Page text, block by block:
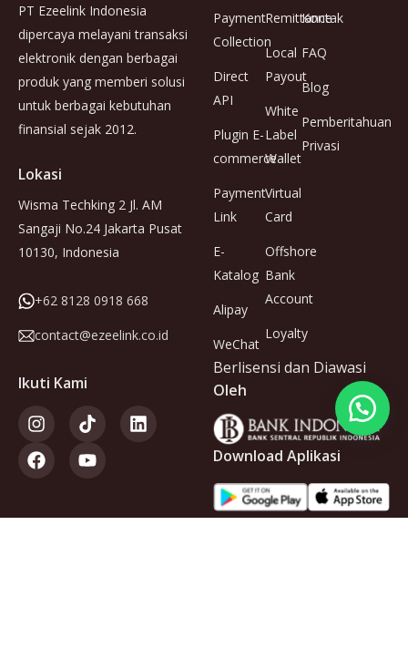
PT Ezeelink Indonesia
dipercaya melayani transaksi
elektronik dengan berbagai
produk yang memberi solusi
untuk berbagai kebutuhan
finansial sejak 2012.
Lokasi
Wisma Techking 2 Jl. AM
Sangaji No.24 Jakarta Pusat
10130, Indonesia
+62 8128 0918 668
contact@ezeelink.co.id
Ikuti Kami
Payment
Collection
Direct
API
Plugin E-
commerce
Payment
Link
E-
Katalog
Alipay
WeChat
Remittance
Local
Payout
White
Label
Wallet
Virtual
Card
Offshore
Bank
Account
Loyalty
Kontak
FAQ
Blog
Pemberitahuan
Privasi
Berlisensi dan Diawasi
Oleh
Download Aplikasi